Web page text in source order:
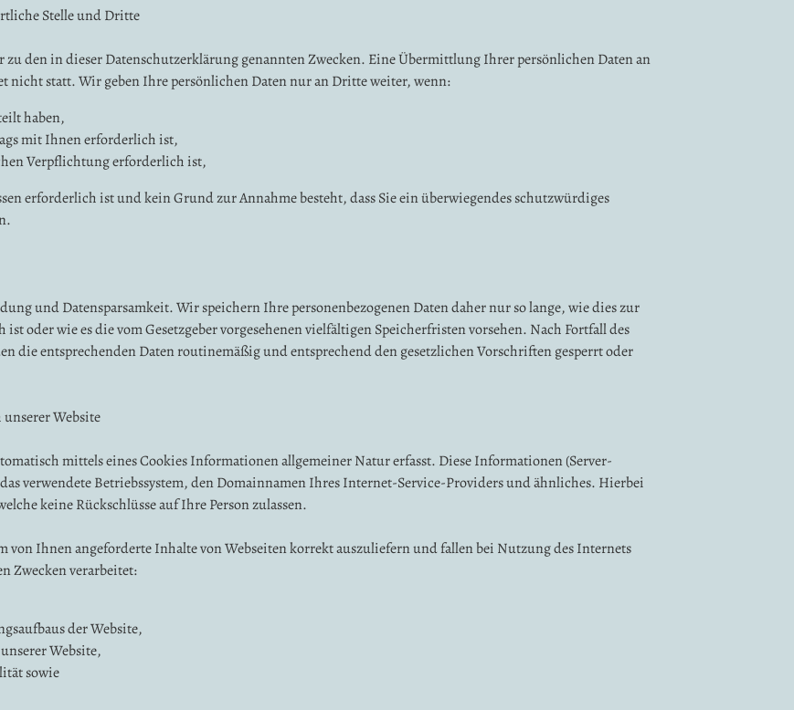
Stelle und Dritte
den in dieser Datenschutzerklärung genannten Zwecken. Eine Übermittlung Ihrer persönlichen Daten an
nicht statt. Wir geben Ihre persönlichen Daten nur an Dritte weiter, wenn:
haben,
mit Ihnen erforderlich ist,
Verpflichtung erforderlich ist,
erforderlich ist und kein Grund zur Annahme besteht, dass Sie ein überwiegendes schutzwürdiges
und Datensparsamkeit. Wir speichern Ihre personenbezogenen Daten daher nur so lange, wie dies zur
oder wie es die vom Gesetzgeber vorgesehenen vielfältigen Speicherfristen vorsehen. Nach Fortfall des
die entsprechenden Daten routinemäßig und entsprechend den gesetzlichen Vorschriften gesperrt oder
Website
mittels eines Cookies Informationen allgemeiner Natur erfasst. Diese Informationen (Server-
verwendete Betriebssystem, den Domainnamen Ihres Internet-Service-Providers und ähnliches. Hierbei
keine Rückschlüsse auf Ihre Person zulassen.
Ihnen angeforderte Inhalte von Webseiten korrekt auszuliefern und fallen bei Nutzung des Internets
Zwecken verarbeitet:
der Website,
Website,
sowie